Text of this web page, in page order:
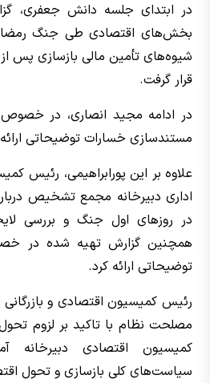
در ابتدای جلسه دانش جعفری،
بخش‌های اقتصادی طی جنگ
شیوه‌های تأمین مالی بازسازی پس
قرار گرفت.
در ادامه مجید انصاری، در
مستندسازی خسارات توضیحاتی
علاوه بر این پورابراهیمی، رئیس
اداری دبیرخانه مجمع تشخیص
همچنین گزارش تهیه شده در
توضیحاتی ارائه کرد.
رئیس کمیسیون اقتصادی و
مصلحت نظام با تاکید بر لزوم
کمیسیون اقتصادی دبیرخانه
سیاست‌های کلی بازسازی و تحول